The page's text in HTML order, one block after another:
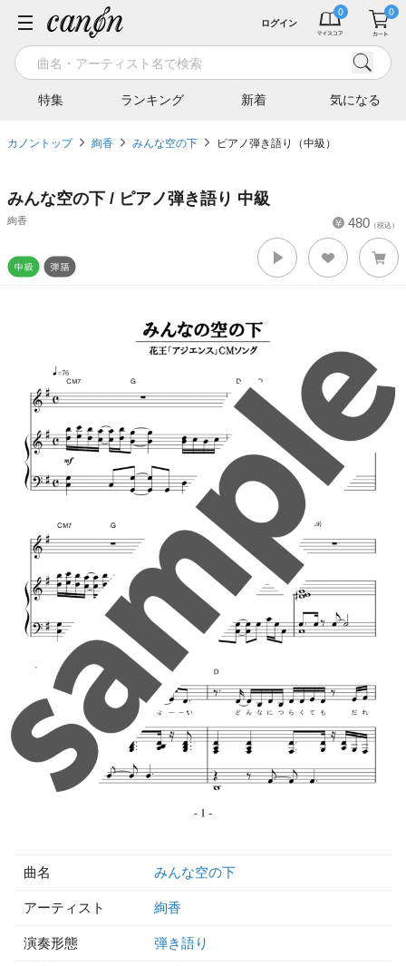
特集 ランキング 新着 気になる
ログイン
カノントップ 絢香 みんな空の下 ピアノ弾き語り（中級）
みんな空の下 / ピアノ弾き語り 中級
絢香 480 （税込）
曲名 みんな空の下
アーティスト 絢香
演奏形態 弾き語り